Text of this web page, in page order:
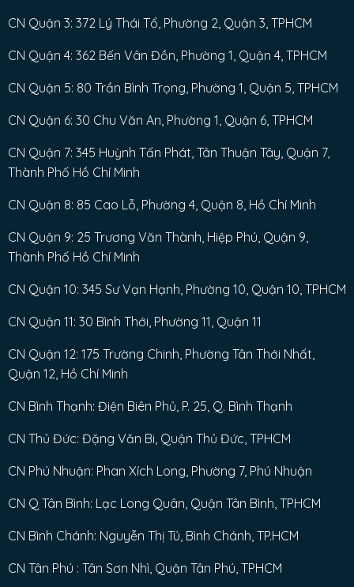
CN Quận 3: 372 Lý Thái Tổ, Phường 2, Quận 3, TPHCM
CN Quận 4: 362 Bến Vân Đồn, Phường 1, Quận 4, TPHCM
CN Quận 5: 80 Trần Bình Trọng, Phường 1, Quận 5, TPHCM
CN Quận 6: 30 Chu Văn An, Phường 1, Quận 6, TPHCM
CN Quận 7: 345 Huỳnh Tấn Phát, Tân Thuận Tây, Quận 7,
Thành Phố Hồ Chí Minh
CN Quận 8: 85 Cao Lỗ, Phường 4, Quận 8, Hồ Chí Minh
CN Quận 9: 25 Trương Văn Thành, Hiệp Phú, Quận 9,
Thành Phố Hồ Chí Minh
CN Quận 10: 345 Sư Vạn Hạnh, Phường 10, Quận 10, TPHCM
CN Quận 11: 30 Bình Thới, Phường 11, Quận 11
CN Quận 12: 175 Trường Chinh, Phường Tân Thới Nhất,
Quận 12, Hồ Chí Minh
CN Bình Thạnh: Điện Biên Phủ, P. 25, Q. Bình Thạnh
CN Thủ Đức: Đặng Văn Bi, Quận Thủ Đức, TPHCM
CN Phú Nhuận: Phan Xích Long, Phường 7, Phú Nhuận
CN Q Tân Bình: Lạc Long Quân, Quận Tân Bình, TPHCM
CN Bình Chánh: Nguyễn Thị Tú, Bình Chánh, TP.HCM
CN Tân Phú : Tân Sơn Nhì, Quận Tân Phú, TPHCM